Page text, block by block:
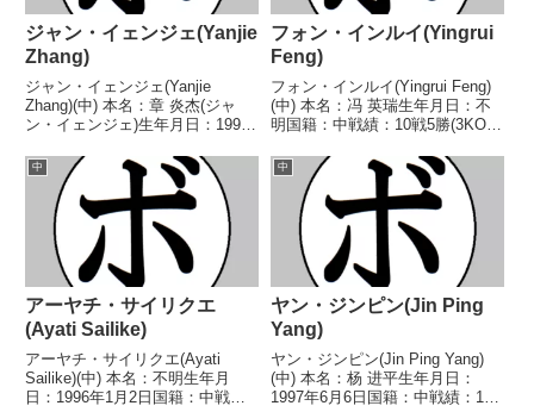
ジャン・イェンジェ(Yanjie
Zhang)
ジャン・イェンジェ(Yanjie
Zhang)(中) 本名：章 炎杰(ジャ
ン・イェンジェ)生年月日：1999
勝(4KO)2敗1分 【獲得タイトル】
なし 【戦歴】2021/07/24 △6R
判定 1-1(56...
フォン・インルイ(Yingrui
Feng)
フォン・インルイ(Yingrui Feng)
(中) 本名：冯 英瑞生年月日：不
明国籍：中戦績：10戦5勝(3KO)4
ジアウェルター級ユース王
座 【戦歴】2024/06/30 △4R判
定 1-0(38-38、3...
中
アーヤチ・サイリクエ
(Ayati Sailike)
アーヤチ・サイリクエ(Ayati
Sailike)(中) 本名：不明生年月
日：1996年1月2日国籍：中戦
中
ヤン・ジンピン(Jin Ping
Yang)
ヤン・ジンピン(Jin Ping Yang)
(中) 本名：杨 进平生年月日：
1997年6月6日国籍：中戦績：14